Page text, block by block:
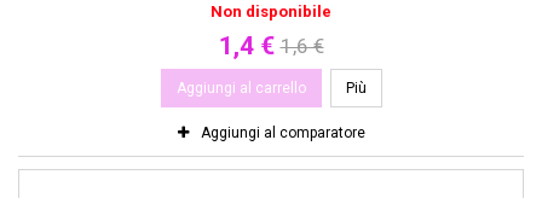
Non disponibile
1,4 € 1,6 €
Aggiungi al carrello Più
Aggiungi al comparatore